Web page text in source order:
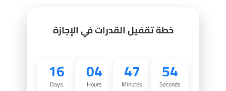
خطة تقفيل القدرات في الإجازة
16
Days
04
Hours
47
Minutes
53
Seconds